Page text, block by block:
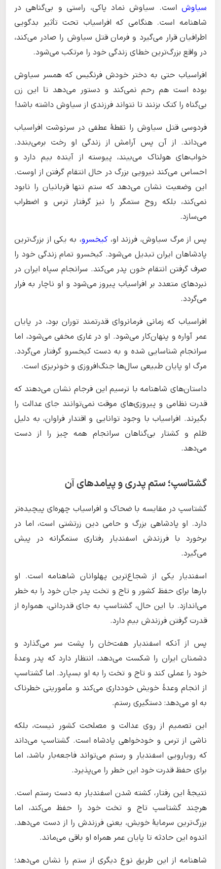
سیاوش است. سیاوش نماد پاکی، راستی و بی‌گناهی در
شاهنامه است. هنگامی که افراسیاب تحت تأثیر بدگویی
اطرافیان قرار می‌گیرد و فرمان قتل سیاوش را صادر می‌کند،
در واقع بزرگ‌ترین خطای زندگی خود را مرتکب می‌شود.
افراسیاب حتی به دختر خودش فرنگیس که همسر سیاوش
بوده است هم رحم نمی‌کند و دستور می‌دهد تا این زن
بی‌گناه را کتک بزنند تا نتواند فرزندی از سیاوش داشته باشد!
فردوسی قتل سیاوش را نقطهٔ عطفی در سرنوشت افراسیاب
می‌داند. از آن پس آرامش از زندگی او رخت برمی‌بندد.
خواب‌های هولناک می‌بیند، پیوسته از آینده بیم دارد و
احساس می‌کند نیرویی بزرگ در حال انتقام گرفتن از اوست.
این وضعیت نشان می‌دهد که ستم تنها قربانیان را نابود
نمی‌کند، بلکه روح ستمگر را نیز گرفتار ترس و اضطراب
می‌سازد.
پس از مرگ سیاوش، فرزند او،کیخسرو، به یکی از بزرگ‌ترین
پادشاهان ایران تبدیل می‌شود. کیخسرو تمام زندگی خود را
صرف گرفتن انتقام خون پدر می‌کند. سرانجام سپاه ایران در
نبردهای متعدد بر افراسیاب پیروز می‌شود و او ناچار به فرار
می‌گردد.
افراسیاب که زمانی فرمانروای قدرتمند توران بود، در پایان
عمر آواره و پنهان‌کار می‌شود. او در غاری مخفی می‌شود، اما
سرانجام شناسایی شده و به دست کیخسرو گرفتار می‌گردد.
مرگ او پایان طبیعی سال‌ها جنگ‌افروزی و خونریزی است.
داستان‌های شاهنامه با ترسیم این فرجام نشان می‌دهند که
قدرت نظامی و پیروزی‌های موقت نمی‌توانند جای عدالت را
بگیرند. افراسیاب با وجود توانایی و اقتدار فراوان، به دلیل
ظلم و کشتار بی‌گناهان سرانجام همه چیز را از دست
می‌دهد.
گشتاسپ؛ ستم پدری و پیامدهای آن
گشتاسپ در مقایسه با ضحاک و افراسیاب چهره‌ای پیچیده‌تر
دارد. او پادشاهی بزرگ و حامی دین زرتشتی است، اما در
برخورد با فرزندش اسفندیار رفتاری ستمگرانه در پیش
می‌گیرد.
اسفندیار یکی از شجاع‌ترین پهلوانان شاهنامه است. او
بارها برای حفظ کشور و تاج و تخت پدر جان خود را به خطر
می‌اندازد. با این حال، گشتاسپ به جای قدردانی، همواره از
قدرت گرفتن فرزندش بیم دارد.
پس از آنکه اسفندیار هفت‌خان را پشت سر می‌گذارد و
دشمنان ایران را شکست می‌دهد، انتظار دارد که پدر وعدهٔ
خود را عملی کند و تاج و تخت را به او بسپارد. اما گشتاسپ
از انجام وعدهٔ خویش خودداری می‌کند و مأموریتی خطرناک
به او می‌دهد: دستگیری رستم.
این تصمیم از روی عدالت و مصلحت کشور نیست، بلکه
ناشی از ترس و خودخواهی پادشاه است. گشتاسپ می‌داند
که رویارویی اسفندیار و رستم می‌تواند فاجعه‌بار باشد، اما
برای حفظ قدرت خود این خطر را می‌پذیرد.
نتیجهٔ این رفتار، کشته شدن اسفندیار به دست رستم است.
هرچند گشتاسپ تاج و تخت خود را حفظ می‌کند، اما
بزرگ‌ترین سرمایهٔ خویش، یعنی فرزندش را از دست می‌دهد.
اندوه این حادثه تا پایان عمر همراه او باقی می‌ماند.
شاهنامه از این طریق نوع دیگری از ستم را نشان می‌دهد؛